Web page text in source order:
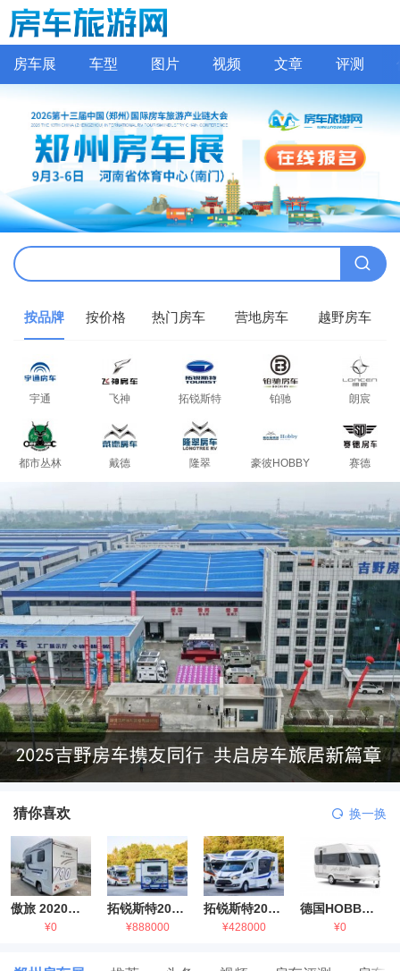
房车展 车型 图片 视频 文章 评测
按品牌 按价格 热门房车 营地房车 越野房车
宇通 飞神 拓锐斯特 铂驰 朗宸
都市丛林 戴德 隆翠 豪彼HOBBY 赛德
猜你喜欢 换一换
傲旅 2020金旅国六海狮房车
¥0
拓锐斯特2021款进口依维柯房车
¥888000
拓锐斯特2021款 福特T型锐典版房车
¥428000
德国HOBBY拖挂房车豪华版
¥0